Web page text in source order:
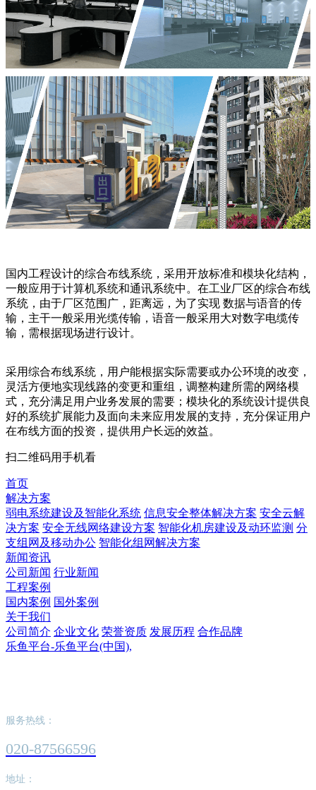
国内工程设计的综合布线系统，采用开放标准和模块化结构，
一般应用于计算机系统和通讯系统中。在工业厂区的综合布线
系统，由于厂区范围广，距离远，为了实现 数据与语音的传
输，主干一般采用光缆传输，语音一般采用大对数字电缆传
输，需根据现场进行设计。
采用综合布线系统，用户能根据实际需要或办公环境的改变，
灵活方便地实现线路的变更和重组，调整构建所需的网络模
式，充分满足用户业务发展的需要；模块化的系统设计提供良
好的系统扩展能力及面向未来应用发展的支持，充分保证用户
在布线方面的投资，提供用户长远的效益。
扫二维码用手机看
首页
解决方案
弱电系统建设及智能化系统 信息安全整体解决方案 安全云解
决方案 安全无线网络建设方案 智能化机房建设及动环监测 分
支组网及移动办公 智能化组网解决方案
新闻资讯
公司新闻 行业新闻
工程案例
国内案例 国外案例
关于我们
公司简介 企业文化 荣誉资质 发展历程 合作品牌
乐鱼平台-乐鱼平台(中国),
服务热线：
020-87566596
地址：